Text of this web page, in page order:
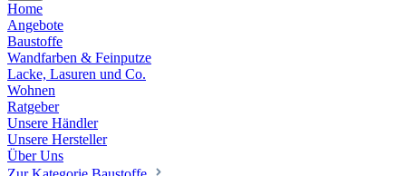
Home
Angebote
Baustoffe
Wandfarben & Feinputze
Lacke, Lasuren und Co.
Wohnen
Ratgeber
Unsere Händler
Unsere Hersteller
Über Uns